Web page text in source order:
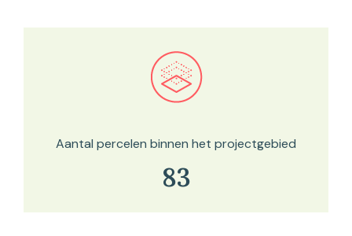
Bekijk in onze kaartviewer
Aantal percelen binnen het projectgebied
83